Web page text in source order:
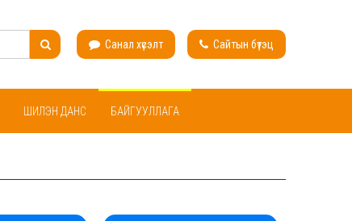
Санал хүсэлт Сайтын бүтэц
ШИЛЭН ДАНС БАЙГУУЛЛАГА